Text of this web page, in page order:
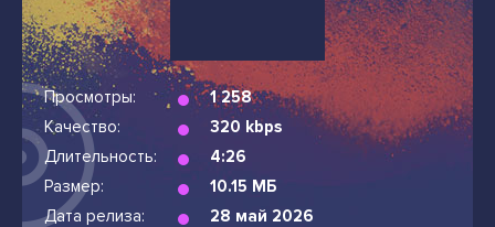
Просмотры:
1 258
Качество:
320 kbps
Длительность:
4:26
Размер:
10.15 МБ
Дата релиза:
28 май 2026